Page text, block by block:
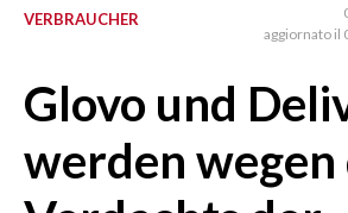
NUORO E PROVINCIA
AGENDA
ITALIA
VERBRAUCHER
aggiornato il
Glovo und
werden wegen